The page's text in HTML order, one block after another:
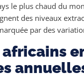
le plus chaud du
des niveaux
par des
africains